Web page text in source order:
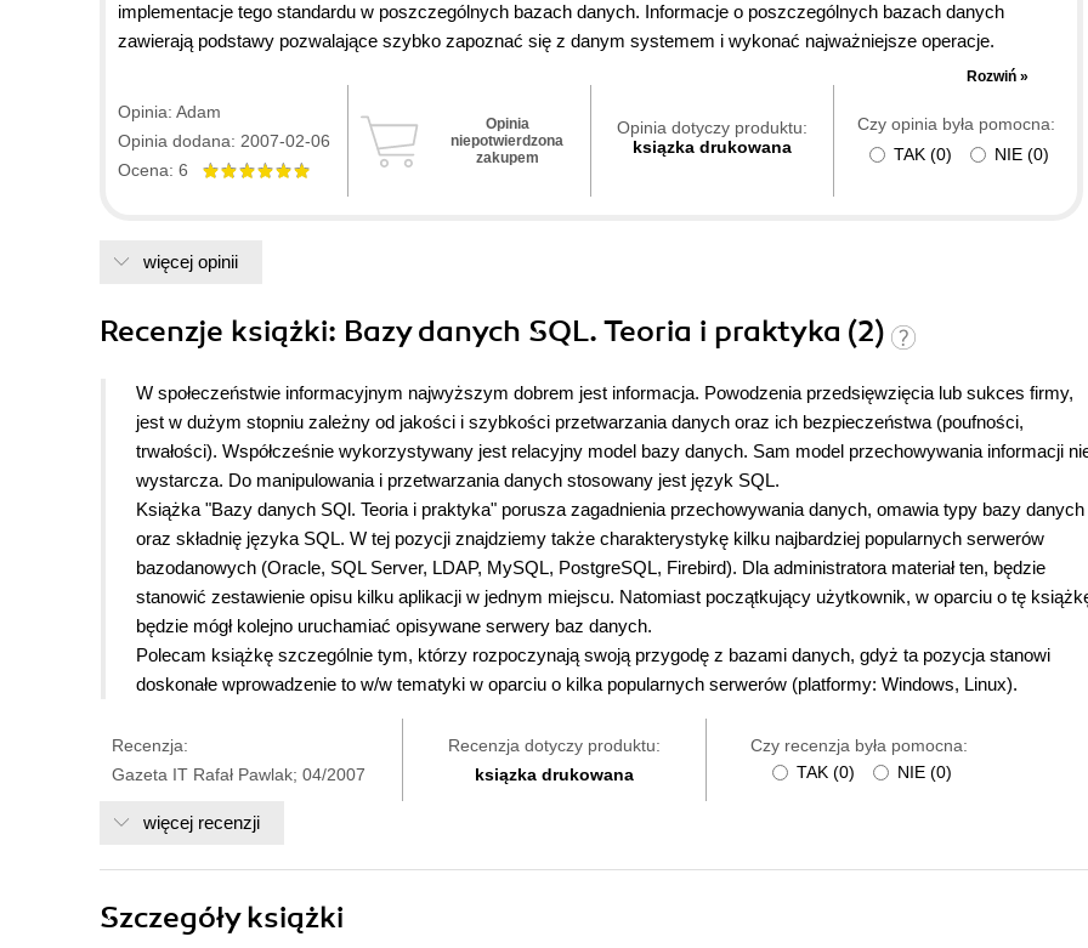
implementacje tego standardu w poszczególnych bazach danych. Informacje o poszczególnych bazach danych
zawierają podstawy pozwalające szybko zapoznać się z danym systemem i wykonać najważniejsze operacje.
Czytając tę książkę, być może miejscami trudną, nie można oprzeć się wrażeniu, że autor pozostawił czytelnika
stron, aby zgłębić podstawy a prawie każde zdanie w książce przynosi nową informacje. Przykładem może być krótki
fragment nt optymalizacji baz danych, który mimo swoich rozmiarów daje wyobrażenie na ten temat i pozwala na
tematów są słabo dostępne w innej literaturze polskojęzycznej.
Rozwiń »
Opinia: Adam
Opinia dodana: 2007-02-06
Ocena: 6
Opinia
niepotwierdzona
zakupem
Opinia dotyczy produktu:
ksiązka drukowana
Czy opinia była pomocna:
TAK (0) NIE (0)
więcej opinii
Recenzje książki: Bazy danych SQL. Teoria i praktyka (2)
W społeczeństwie informacyjnym najwyższym dobrem jest informacja. Powodzenia przedsięwzięcia lub sukces firmy,
jest w dużym stopniu zależny od jakości i szybkości przetwarzania danych oraz ich bezpieczeństwa (poufności,
trwałości). Współcześnie wykorzystywany jest relacyjny model bazy danych. Sam model przechowywania informacji
wystarcza. Do manipulowania i przetwarzania danych stosowany jest język SQL.
Książka "Bazy danych SQl. Teoria i praktyka" porusza zagadnienia przechowywania danych, omawia typy bazy danych
oraz składnię języka SQL. W tej pozycji znajdziemy także charakterystykę kilku najbardziej popularnych serwerów
bazodanowych (Oracle, SQL Server, LDAP, MySQL, PostgreSQL, Firebird). Dla administratora materiał ten, będzie
stanowić zestawienie opisu kilku aplikacji w jednym miejscu. Natomiast początkujący użytkownik, w oparciu o tę
będzie mógł kolejno uruchamiać opisywane serwery baz danych.
Polecam książkę szczególnie tym, którzy rozpoczynają swoją przygodę z bazami danych, gdyż ta pozycja stanowi
doskonałe wprowadzenie to w/w tematyki w oparciu o kilka popularnych serwerów (platformy: Windows, Linux).
Recenzja:
Gazeta IT Rafał Pawlak; 04/2007
Recenzja dotyczy produktu:
ksiązka drukowana
Czy recenzja była pomocna:
TAK (0) NIE (0)
więcej recenzji
Szczegółyksiążki